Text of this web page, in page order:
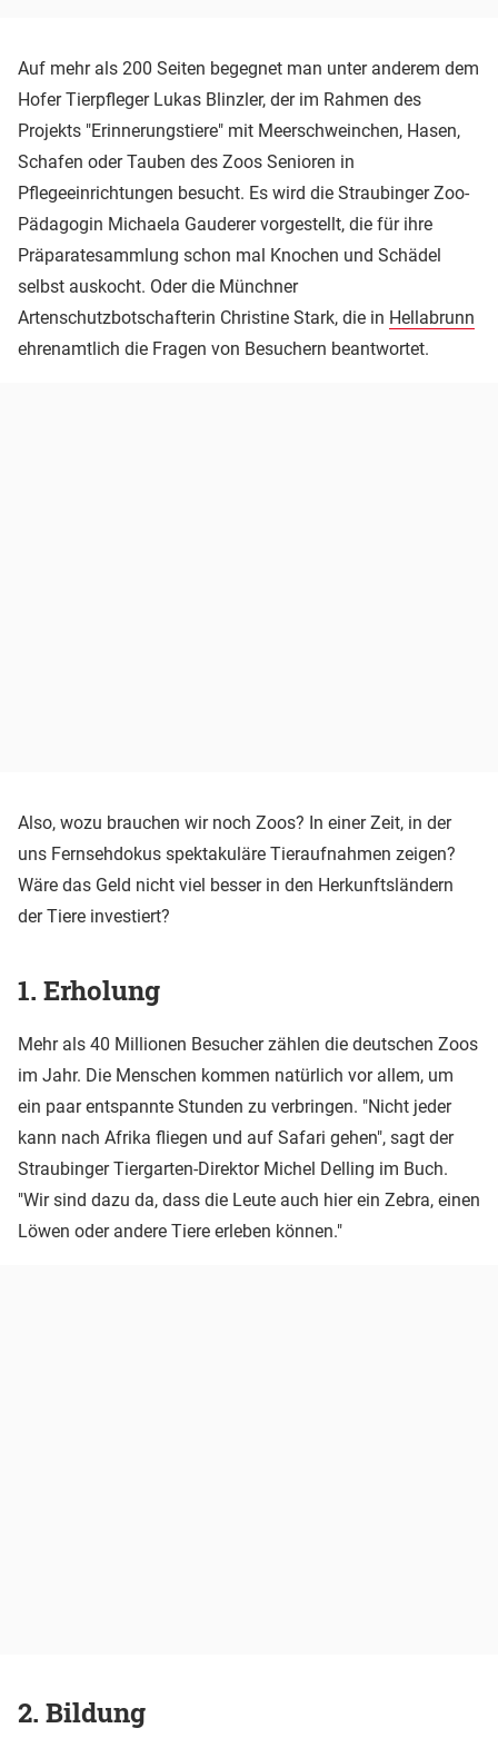
Auf mehr als 200 Seiten begegnet man unter anderem dem
Hofer Tierpfleger Lukas Blinzler, der im Rahmen des
Projekts "Erinnerungstiere" mit Meerschweinchen, Hasen,
Schafen oder Tauben des Zoos Senioren in
Pflegeeinrichtungen besucht. Es wird die Straubinger Zoo-
Pädagogin Michaela Gauderer vorgestellt, die für ihre
Präparatesammlung schon mal Knochen und Schädel
selbst auskocht. Oder die Münchner
Artenschutzbotschafterin Christine Stark, die in Hellabrunn
ehrenamtlich die Fragen von Besuchern beantwortet.
Also, wozu brauchen wir noch Zoos? In einer Zeit, in der
uns Fernsehdokus spektakuläre Tieraufnahmen zeigen?
Wäre das Geld nicht viel besser in den Herkunftsländern
der Tiere investiert?
1. Erholung
Mehr als 40 Millionen Besucher zählen die deutschen Zoos
im Jahr. Die Menschen kommen natürlich vor allem, um
ein paar entspannte Stunden zu verbringen. "Nicht jeder
kann nach Afrika fliegen und auf Safari gehen", sagt der
Straubinger Tiergarten-Direktor Michel Delling im Buch.
"Wir sind dazu da, dass die Leute auch hier ein Zebra, einen
Löwen oder andere Tiere erleben können."
2. Bildung